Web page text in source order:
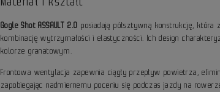
Gogle Shot ASSAULT 2.0 posiadają półsztywną konstrukcję, która
kombinację wytrzymałości i elastyczności. Ich design
kolorze granatowym.
Frontowa wentylacja zapewnia ciągły przepływ powietrza,
zapobiegając nadmiernemu poceniu się podczas jazdy na